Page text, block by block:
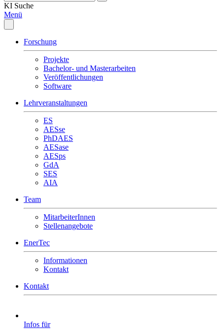
KI Suche
Menü
Forschung
Projekte
Bachelor- und Masterarbeiten
Veröffentlichungen
Software
Lehrveranstaltungen
ES
AESse
PhDAES
AESase
AESps
GdA
SES
AIA
Team
MitarbeiterInnen
Stellenangebote
EnerTec
Informationen
Kontakt
Kontakt
Infos für